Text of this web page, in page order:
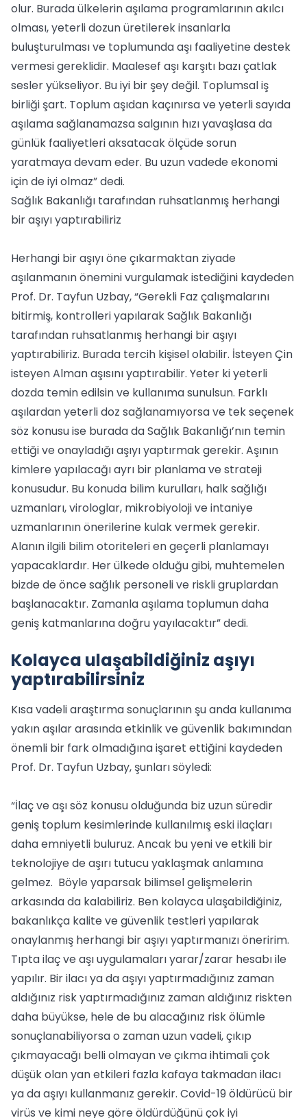
olur. Burada ülkelerin aşılama programlarının akılcı
olması, yeterli dozun üretilerek insanlarla
buluşturulması ve toplumunda aşı faaliyetine destek
vermesi gereklidir. Maalesef aşı karşıtı bazı çatlak
sesler yükseliyor. Bu iyi bir şey değil. Toplumsal iş
birliği şart. Toplum aşıdan kaçınırsa ve yeterli sayıda
aşılama sağlanamazsa salgının hızı yavaşlasa da
günlük faaliyetleri aksatacak ölçüde sorun
yaratmaya devam eder. Bu uzun vadede ekonomi
için de iyi olmaz” dedi.
Sağlık Bakanlığı tarafından ruhsatlanmış herhangi
bir aşıyı yaptırabiliriz
Herhangi bir aşıyı öne çıkarmaktan ziyade
aşılanmanın önemini vurgulamak istediğini kaydeden
Prof. Dr. Tayfun Uzbay, “Gerekli Faz çalışmalarını
bitirmiş, kontrolleri yapılarak Sağlık Bakanlığı
tarafından ruhsatlanmış herhangi bir aşıyı
yaptırabiliriz. Burada tercih kişisel olabilir. İsteyen Çin
isteyen Alman aşısını yaptırabilir. Yeter ki yeterli
dozda temin edilsin ve kullanıma sunulsun. Farklı
aşılardan yeterli doz sağlanamıyorsa ve tek seçenek
söz konusu ise burada da Sağlık Bakanlığı’nın temin
ettiği ve onayladığı aşıyı yaptırmak gerekir. Aşının
kimlere yapılacağı ayrı bir planlama ve strateji
konusudur. Bu konuda bilim kurulları, halk sağlığı
uzmanları, virologlar, mikrobiyoloji ve intaniye
uzmanlarının önerilerine kulak vermek gerekir.
Alanın ilgili bilim otoriteleri en geçerli planlamayı
yapacaklardır. Her ülkede olduğu gibi, muhtemelen
bizde de önce sağlık personeli ve riskli gruplardan
başlanacaktır. Zamanla aşılama toplumun daha
geniş katmanlarına doğru yayılacaktır” dedi.
Kolayca ulaşabildiğiniz aşıyı
yaptırabilirsiniz
Kısa vadeli araştırma sonuçlarının şu anda kullanıma
yakın aşılar arasında etkinlik ve güvenlik bakımından
önemli bir fark olmadığına işaret ettiğini kaydeden
Prof. Dr. Tayfun Uzbay, şunları söyledi:
“İlaç ve aşı söz konusu olduğunda biz uzun süredir
geniş toplum kesimlerinde kullanılmış eski ilaçları
daha emniyetli buluruz. Ancak bu yeni ve etkili bir
teknolojiye de aşırı tutucu yaklaşmak anlamına
gelmez. Böyle yaparsak bilimsel gelişmelerin
arkasında da kalabiliriz. Ben kolayca ulaşabildiğiniz,
bakanlıkça kalite ve güvenlik testleri yapılarak
onaylanmış herhangi bir aşıyı yaptırmanızı öneririm.
Tıpta ilaç ve aşı uygulamaları yarar/zarar hesabı ile
yapılır. Bir ilacı ya da aşıyı yaptırmadığınız zaman
aldığınız risk yaptırmadığınız zaman aldığınız riskten
daha büyükse, hele de bu alacağınız risk ölümle
sonuçlanabiliyorsa o zaman uzun vadeli, çıkıp
çıkmayacağı belli olmayan ve çıkma ihtimali çok
düşük olan yan etkileri fazla kafaya takmadan ilacı
ya da aşıyı kullanmanız gerekir. Covid-19 öldürücü bir
virüs ve kimi neye göre öldürdüğünü çok iyi